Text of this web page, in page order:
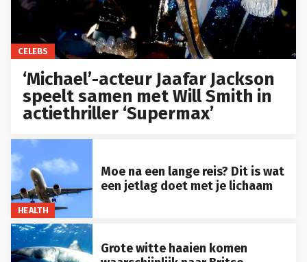
CELEBS
‘Michael’-acteur Jaafar Jackson
speelt samen met Will Smith in
actiethriller ‘Supermax’
HEALTH
Moe na een lange reis? Dit is wat
een jetlag doet met je lichaam
Grote witte haaien komen